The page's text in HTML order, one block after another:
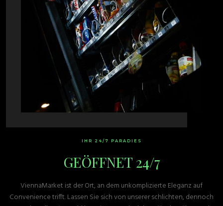
IHR 24/7 PARADIES
GEÖFFNET 24/7
ViennaMarket ist der Ort, an dem unkomplizierte Eleganz auf
Convenience trifft. Lassen Sie sich von unserer schlichten, dennoch